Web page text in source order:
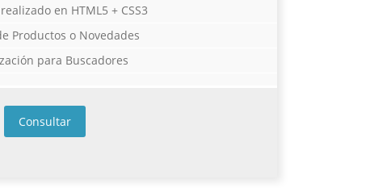
en HTML5 + CSS3
Productos o Novedades
para Buscadores
Consultar